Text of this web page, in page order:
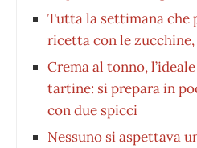
Tutta la settimana che
ricetta con le
Crema al tonno,
tartine: si prepara in
con due spicci
Nessuno si aspettava